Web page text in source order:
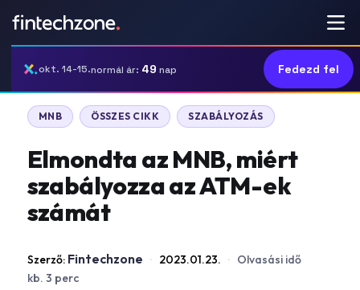
okt. 14-15.normál ár: 49 nap Fedezd fel
MNB ÖSSZES CIKK SZABÁLYOZÁS
Elmondta az MNB, miért
szabályozza az ATM-ek
számát
Szerző: Fintechzone · 2023.01.23. · Olvasási idő
kb. 3 perc